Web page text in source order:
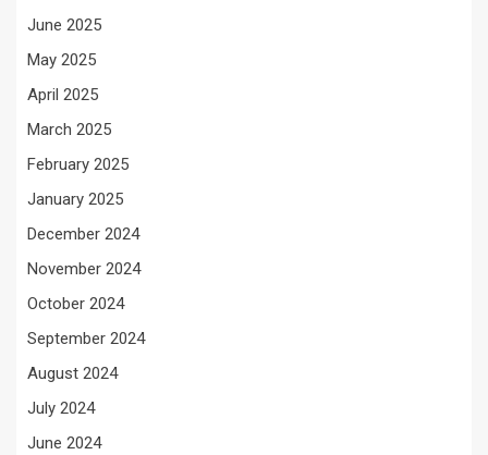
June 2025
May 2025
April 2025
March 2025
February 2025
January 2025
December 2024
November 2024
October 2024
September 2024
August 2024
July 2024
June 2024